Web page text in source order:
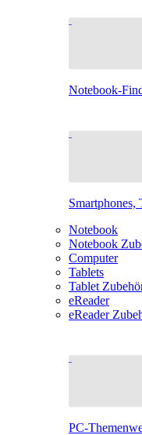
Notebook-
Smartphones,
Notebook
Notebook
Computer
Tablets
Tablet
eReader
eReader
PC-